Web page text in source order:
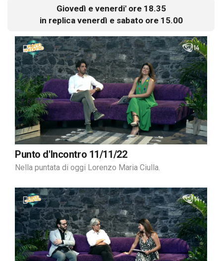
Giovedì e venerdi' ore 18.35
in replica venerdì e sabato ore 15.00
Punto d'Incontro 11/11/22
Nella puntata di oggi Lorenzo Maria Ciulla.